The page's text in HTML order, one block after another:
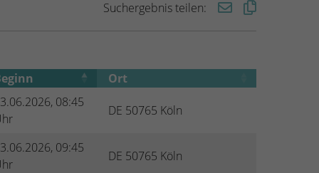
Suchergebnis teilen:
Ort
08:45
DE 50765 Köln
09:45
DE 50765 Köln